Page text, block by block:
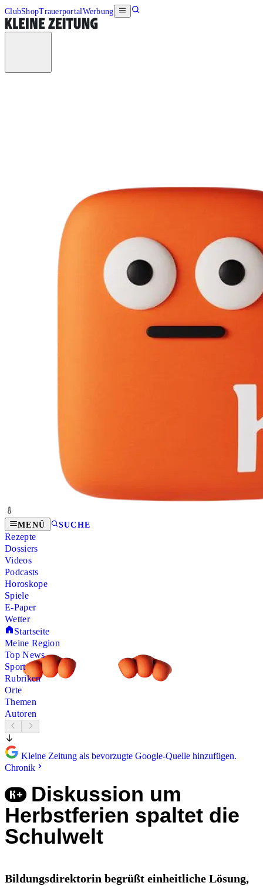
ClubShopTrauerportalWerbung
MENÜ SUCHE
Rezepte
Dossiers
Videos
Podcasts
Horoskope
Spiele
E-Paper
Wetter
Startseite
Meine Region
Top News
Sport
Rubriken
Orte
Themen
Autoren
Kleine Zeitung als bevorzugte Google-Quelle hinzufügen.
Chronik
Diskussion um
Herbstferien spaltet die
Schulwelt
Bildungsdirektorin begrüßt einheitliche Lösung,